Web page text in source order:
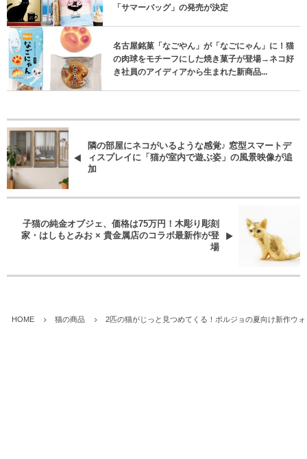
「サマーバッグ」の発売が決定
名古屋銘菓「なごやん」が「なごにゃん」に！猫
の肉球をモチーフにした焼き菓子が登場→ネコ好
き社員のアイディアから生まれた新商品...
隣の部屋にネコがいるような感覚♪ 窓型スマートデ
ィスプレイに「猫が室内で遊ぶ姿」の風景映像が追
加
子猫の純金オブジェ、価格は75万円！木彫り彫刻
家・はしもとみお × 貴金属店のコラボ最新作が登
場
HOME 猫の商品 2匹の猫がじっと見つめてくる！ポルジョの夏向け新作ウ